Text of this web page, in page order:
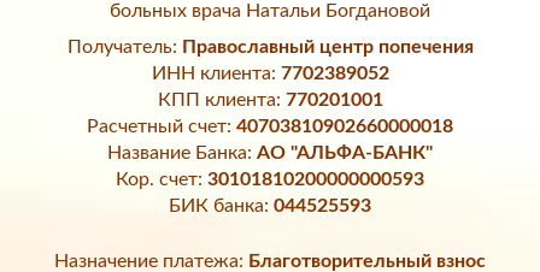
больных врача Натальи Богдановой
Получатель: Православный центр попечения
ИНН клиента: 7702389052
КПП клиента: 770201001
Расчетный счет: 40703810902660000018
Название Банка: АО "АЛЬФА-БАНК"
Кор. счет: 30101810200000000593
БИК банка: 044525593
Назначение платежа: Благотворительный взнос